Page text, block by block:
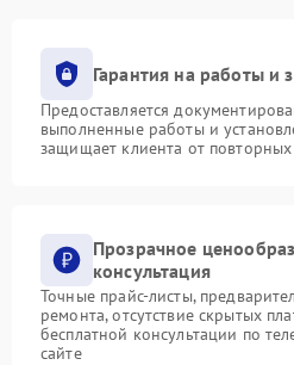
Гарантия на работы и
Предоставляется
выполненные работы и
защищает клиента от повторных
Прозрачное
консультация
Точные прайс-листы,
ремонта, отсутствие скрытых
бесплатной консультации по
сайте